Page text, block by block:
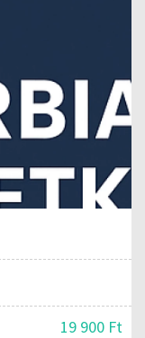
19 900 Ft